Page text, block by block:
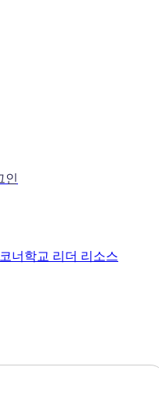
인
너학교 리더 리소스